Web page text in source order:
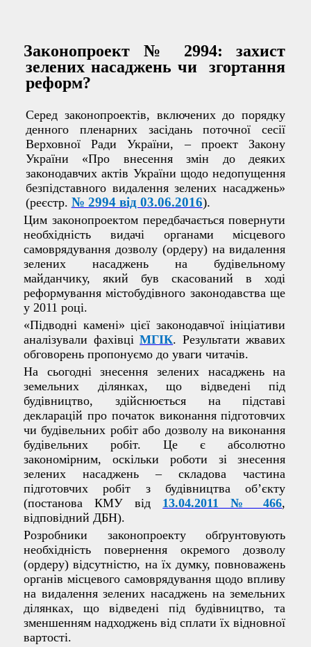
Законопроект № 2994: захист
зелених насаджень чизгортання
реформ?
Серед законопроектів, включених до порядку
денного пленарних засідань поточної сесії
Верховної Ради України, – проект Закону
України «Про внесення змін до деяких
законодавчих актів України щодо недопущення
безпідставного видалення зелених насаджень»
(реєстр. № 2994 від 03.06.2016).
Цим законопроектом передбачається повернути
необхідність видачі органами місцевого
самоврядування дозволу (ордеру) на видалення
зелених насаджень на будівельному
майданчику, який був скасований в ході
реформування містобудівного законодавства ще
у 2011 році.
«Підводні камені» цієї законодавчої ініціативи
аналізували фахівціМГІК. Результати жвавих
обговорень пропонуємо до уваги читачів.
На сьогодні знесення зелених насаджень на
земельних ділянках, що відведені під
будівництво, здійснюється на підставі
декларацій про початок виконання підготовчих
чи будівельних робіт або дозволу на виконання
будівельних робіт. Це є абсолютно
закономірним, оскільки роботи зі знесення
зелених насаджень – складова частина
підготовчих робіт з будівництва об’єкту
(постанова КМУ від 13.04.2011 № 466,
відповідний ДБН).
Розробники законопроекту обґрунтовують
необхідність повернення окремого дозволу
(ордеру) відсутністю, на їх думку, повноважень
органів місцевого самоврядування щодо впливу
на видалення зелених насаджень на земельних
ділянках, що відведені під будівництво, та
зменшенням надходжень від сплати їх відновної
вартості.